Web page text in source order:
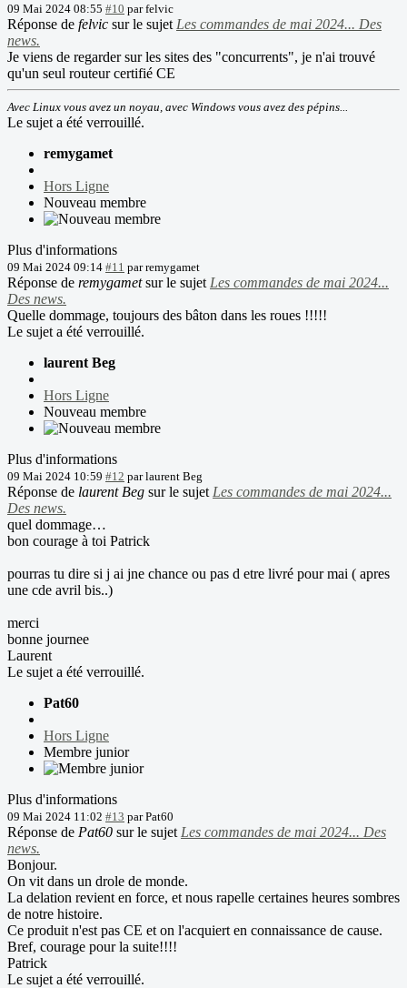
09 Mai 2024 08:55 #10 parfelvic
Réponse de felvic sur le sujet Les commandes de mai 2024... Des
news.
Je viens de regarder sur les sites des "concurrents", je n'ai trouvé
qu'un seul routeur certifié CE
Avec Linux vous avez un noyau, avec Windows vous avez des pépins...
Le sujet a été verrouillé.
remygamet
Hors Ligne
Nouveau membre
Plus d'informations
09 Mai 2024 09:14 #11 parremygamet
Réponse de remygametsur le sujet Les commandes de mai 2024...
Des news.
Quelle dommage, toujours des bâton dans les roues !!!!!
Le sujet a été verrouillé.
laurent Beg
Hors Ligne
Nouveau membre
Plus d'informations
09 Mai 2024 10:59 #12 parlaurent Beg
Réponse de laurent Beg sur le sujet Les commandes de mai 2024...
Des news.
quel dommage…
bon courage à toi Patrick
pourras tu dire si j ai jne chance ou pas d etre livré pour mai ( apres
une cde avril bis..)
merci
bonne journee
Laurent
Le sujet a été verrouillé.
Pat60
Hors Ligne
Membre junior
Plus d'informations
09 Mai 2024 11:02 #13 parPat60
Réponse de Pat60 sur le sujet Les commandes de mai 2024... Des
news.
Bonjour.
On vit dans un drole de monde.
La delation revient en force, et nous rapelle certaines heures sombres
de notre histoire.
Ce produit n'est pas CE et on l'acquiert en connaissance de cause.
Bref, courage pour la suite!!!!
Patrick
Le sujet a été verrouillé.